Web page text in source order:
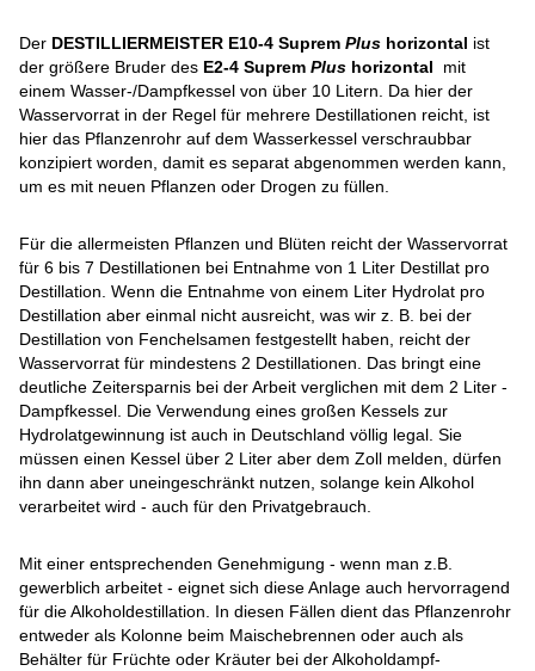
Der DESTILLIERMEISTER E10-4 SupremPlus horizontal ist
der größere Bruder des E2-4 SupremPlus horizontal
mit
einem Wasser-/Dampfkessel von über 10 Litern. Da hier der
Wasservorrat in der Regel für mehrere Destillationen reicht, ist
hier das Pflanzenrohr auf dem Wasserkessel verschraubbar
konzipiert worden, damit es separat abgenommen werden kann,
um es mit neuen Pflanzen oder Drogen zu füllen.
Für die allermeisten Pflanzen und Blüten reicht der Wasservorrat
für 6 bis 7 Destillationen bei Entnahme von 1 Liter Destillat pro
Destillation. Wenn die Entnahme von einem Liter Hydrolat pro
Destillation aber einmal nicht ausreicht, was wir z. B. bei der
Destillation von Fenchelsamen festgestellt haben, reicht der
Wasservorrat für mindestens 2 Destillationen. Das bringt eine
deutliche Zeitersparnis bei der Arbeit verglichen mit dem 2 Liter -
Dampfkessel. Die Verwendung eines großen Kessels zur
Hydrolatgewinnung ist auch in Deutschland völlig legal. Sie
müssen einen Kessel über 2 Liter aber dem Zoll melden, dürfen
ihn dann aber uneingeschränkt nutzen, solange kein Alkohol
verarbeitet wird - auch für den Privatgebrauch.
Mit einer entsprechenden Genehmigung - wenn man z.B.
gewerblich arbeitet - eignet sich diese Anlage auch hervorragend
für die Alkoholdestillation. In diesen Fällen dient das Pflanzenrohr
entweder als Kolonne beim Maischebrennen oder auch als
Behälter für Früchte oder Kräuter bei der Alkoholdampf-